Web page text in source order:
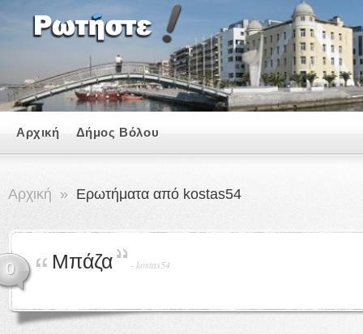
Αρχική Δήμος Βόλου
Αρχική » Ερωτήματα από kostas54
0 Μπάζα - kostas54